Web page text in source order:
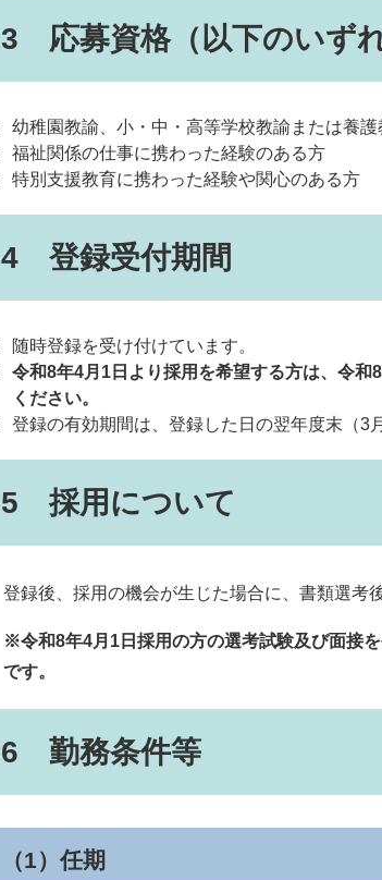
3 応募資格（以下のいず
幼稚園教諭、小・中・高等学校教諭または養
福祉関係の仕事に携わった経験のある方
特別支援教育に携わった経験や関心のある方
4 登録受付期間
随時登録を受け付けています。
令和8年4月1日より採用を希望する方は、令
ください。
登録の有効期間は、登録した日の翌年度末（3
5 採用について
登録後、採用の機会が生じた場合に、書類選考
※令和8年4月1日採用の方の選考試験及び面接
です。
6 勤務条件等
（1）任期